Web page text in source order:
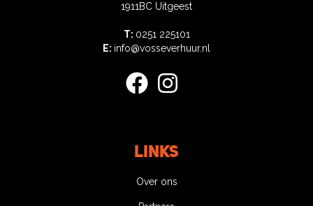
1911BC Uitgeest
T: 0251 225101
E: info@vosseverhuur.nl
Links
Over ons